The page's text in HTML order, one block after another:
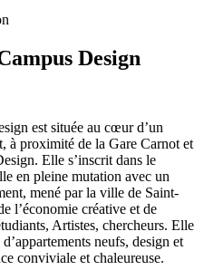
Design
est située au cœur d’un
à proximité de la Gare Carnot et
Elle s’inscrit dans le
en pleine mutation avec un
mené par la ville de Saint-
l’économie créative et de
Artistes, chercheurs. Elle
neufs, design et
conviviale et chaleureuse.